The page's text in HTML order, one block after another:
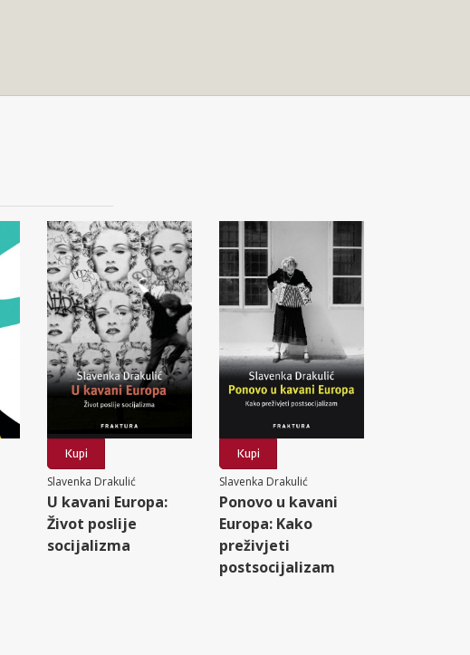
Kupi
Slavenka Drakulić
U kavani Europa:
Život poslije
socijalizma
Kupi
Slavenka Drakulić
Ponovo u kavani
Europa: Kako
preživjeti
postsocijalizam